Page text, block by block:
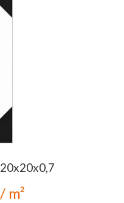
m²